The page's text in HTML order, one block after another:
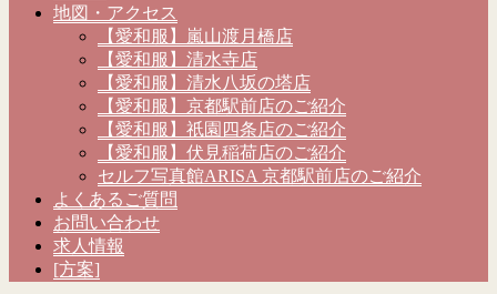
地図・アクセス
【愛和服】嵐山渡月橋店
【愛和服】清水寺店
【愛和服】清水八坂の塔店
【愛和服】京都駅前店のご紹介
【愛和服】祇園四条店のご紹介
【愛和服】伏見稲荷店のご紹介
セルフ写真館ARISA 京都駅前店のご紹介
よくあるご質問
お問い合わせ
求人情報
[方案]